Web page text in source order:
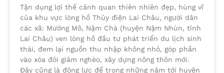
Tận dụng lợi thế cảnh quan thiên nhiên đẹp, hùng vĩ
của khu vực lòng hồ Thủy điện Lai Châu, người dân
các xã: Mường Mô, Nậm Chà (huyện Nậm Nhùn, tỉnh
Lai Châu) ven lòng hồ đầu tư phát triển du lịch sinh
thái, đem lại nguồn thu nhập không nhỏ, góp phần
vào xóa đói giảm nghèo, xây dựng nông thôn mới.
Đây cũng là động lực để trong những năm tới huyện